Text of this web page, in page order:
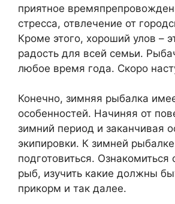
приятное
стресса, отвлечение от
Кроме этого, хороший улов –
радость для всей семьи.
любое время года. Скоро
Конечно, зимняя рыбалка
особенностей. Начиняя от
зимний период и заканчивая
экипировки. К зимней
подготовиться.
рыб, изучить какие должны
прикорм и так далее.